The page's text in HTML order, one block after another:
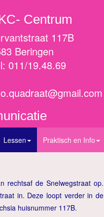
Centrum
117B
Beringen
011/19.48.69
Lessen Praktisch en Info
rechtsaf de Snelwegstraat op.
in. Deze loopt verder in de
huisnummer 117B.